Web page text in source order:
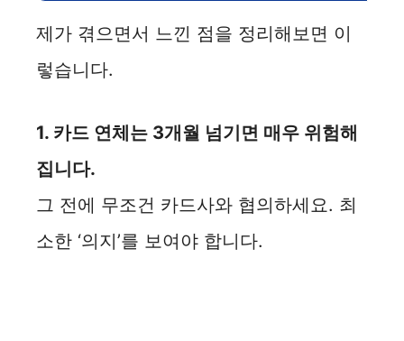
제가 겪으면서 느낀 점을 정리해보면 이
렇습니다.
1. 카드 연체는 3개월 넘기면 매우 위험해
집니다.
그 전에 무조건 카드사와 협의하세요. 최
소한 ‘의지’를 보여야 합니다.